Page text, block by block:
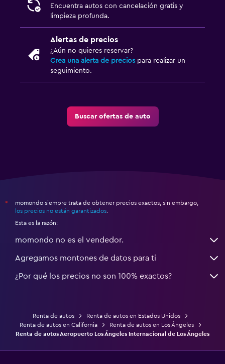
Encuentra autos con cancelación gratis y
limpieza profunda.
Alertas de precios
¿Aún no quieres reservar?
Crea una alerta de precios para realizar un
seguimiento.
Buscar ofertas de auto
*
momondo siempre trata de obtener precios exactos, sin embargo,
los precios no están garantizados.
Esta es la razón:
momondo no es el vendedor.
Agregamos montones de datos para ti
¿Por qué los precios no son 100% exactos?
Renta de autos
Renta de autos en Estados Unidos
Renta de autos en California
Renta de autos en Los Ángeles
Renta de autos Aeropuerto Los Ángeles Internacional de Los Ángeles